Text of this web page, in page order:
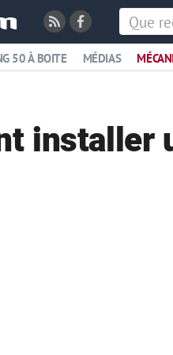
50 À BOITE MÉDIAS
installer